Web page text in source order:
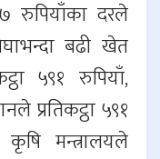
रुपियाँका दरले
बढी खेत
५९१ रुपियाँ,
प्रतिकट्ठा ५९१
मन्त्रालयले